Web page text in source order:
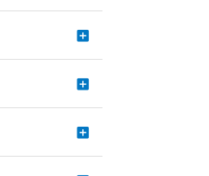
add_box
add_box
add_box